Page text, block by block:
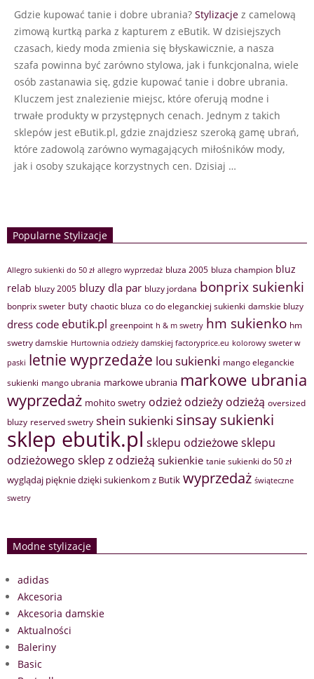
Gdzie kupować tanie i dobre ubrania? Stylizacje z camelową
zimową kurtką parka z kapturem z eButik. W dzisiejszych
czasach, kiedy moda zmienia się błyskawicznie, a nasza
szafa powinna być zarówno stylowa, jak i funkcjonalna, wiele
osób zastanawia się, gdzie kupować tanie i dobre ubrania.
Kluczem jest znalezienie miejsc, które oferują modne i
trwałe produkty w przystępnych cenach. Jednym z takich
sklepów jest eButik.pl, gdzie znajdziesz szeroką gamę ubrań,
które zadowolą zarówno wymagających miłośników mody,
jak i osoby szukające korzystnych cen. Dzisiaj …
Popularne Stylizacje
Allegro sukienki do 50 zł allegro wyprzedaż bluza 2005 bluza champion bluz
relab bluzy 2005 bluzy dla par bluzy jordana bonprix sukienki
bonprix sweter buty chaotic bluza co do eleganckiej sukienki damskie bluzy
dress code ebutik.pl greenpoint h & m swetry hm sukienko hm
swetry damskie Hurtownia odzieży damskiej factoryprice.eu kolorowy sweter w
paski letnie wyprzedaże lou sukienki mango eleganckie
sukienki mango ubrania markowe ubrania markowe ubrania
wyprzedaż mohito swetry odzież odzieży odzieżą oversized
bluzy reserved swetry shein sukienki sinsay sukienki
sklep ebutik.pl sklepu odzieżowesklepu
odzieżowego sklep z odzieżą sukienkie tanie sukienki do 50 zł
wyglądaj pięknie dzięki sukienkom z Butik wyprzedaż świąteczne
swetry
Modne stylizacje
adidas
Akcesoria
Akcesoria damskie
Aktualności
Baleriny
Basic